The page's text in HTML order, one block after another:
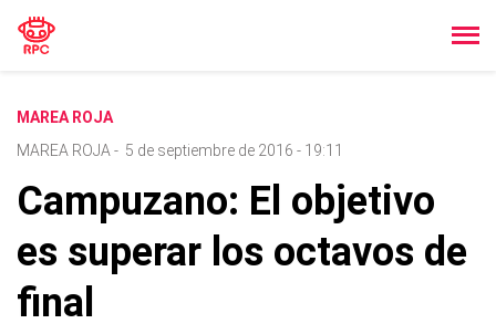
MAREA ROJA
MAREA ROJA - 5 de septiembre de 2016 - 19:11
Campuzano: El objetivo
es superar los octavos de
final